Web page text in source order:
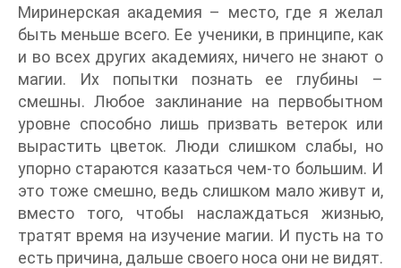
Миринерская академия – место, где я желал
быть меньше всего. Ее ученики, в принципе, как
и во всех других академиях, ничего не знают о
магии. Их попытки познать ее глубины –
смешны. Любое заклинание на первобытном
уровне способно лишь призвать ветерок или
вырастить цветок. Люди слишком слабы, но
упорно стараются казаться чем-то большим. И
это тоже смешно, ведь слишком мало живут и,
вместо того, чтобы наслаждаться жизнью,
тратят время на изучение магии. И пусть на то
есть причина, дальше своего носа они не видят.